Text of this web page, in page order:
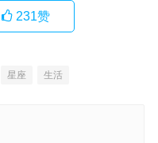
231赞
星座 生活